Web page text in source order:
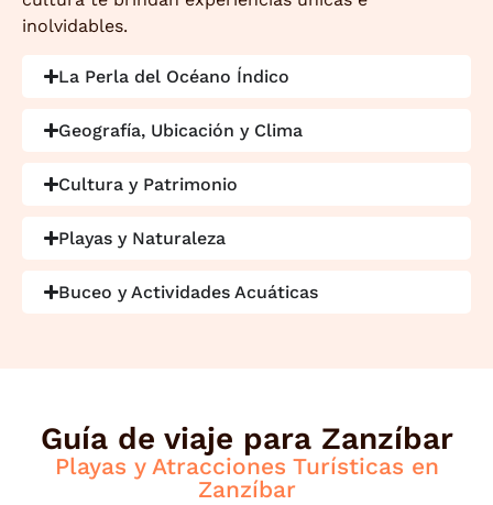
inolvidables.
La Perla del Océano Índico
Geografía, Ubicación y Clima
Cultura y Patrimonio
Playas y Naturaleza
Buceo y Actividades Acuáticas
Guía de viaje para Zanzíbar
Playas y Atracciones Turísticas en
Zanzíbar